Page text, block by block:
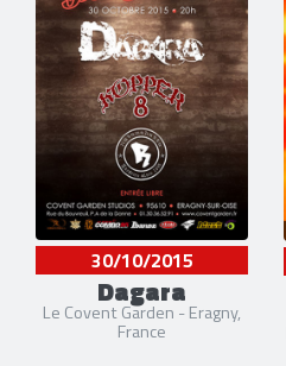
30/10/2015
Dagara
Le Covent Garden - Eragny,
France